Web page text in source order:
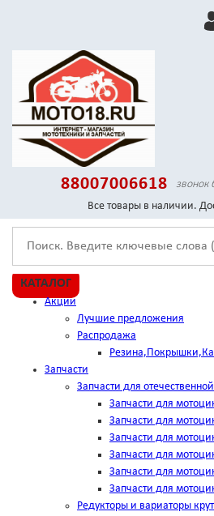
88007006618
звонок
Все товары в наличии.
КАТАЛОГ
Акции
Лучшие предложения
Распродажа
Запчасти
Запчасти для
Запчасти для
Запчасти для
Запчасти для
Запчасти для
Запчасти для
Запчасти для
Редукторы и вариаторы